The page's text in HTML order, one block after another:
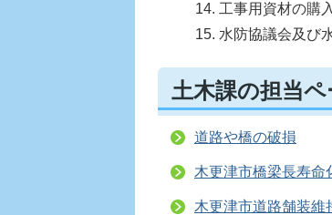
工事用資材の購
水防協議会及び
土木課の担当ペ
道路や橋の破損
木更津市橋梁長寿命
木更津市道路舗装維